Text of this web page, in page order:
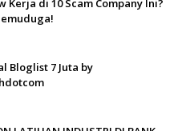
Kerja di 10 Scam Company Ini?
Bloglist 7 Juta by